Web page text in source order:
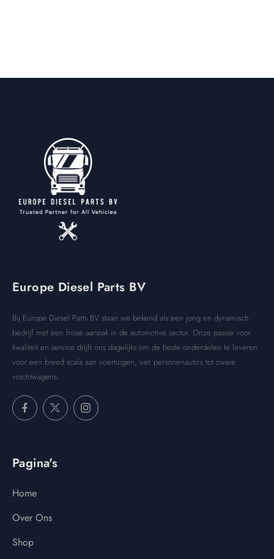
Europe Diesel Parts BV
Bij Europe Diesel Parts BV staan we bekend als een jong en dynamisch
bedrijf met een frisse aanpak in de automotive sector. Onze passie voor
kwaliteit en service drijft ons dagelijks om de beste onderdelen te leveren
voor een breed scala aan voertuigen, van personenauto’s tot zware
vrachtwagens.
Pagina's
Home
Over Ons
Shop